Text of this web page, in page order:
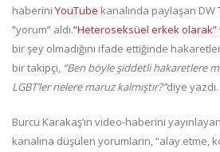
haberini YouTube kanalında paylaşan
“yorum” aldı.“Heteroseksüel erkek olarak”
bir şey olmadığını ifade ettiğinde
bir takipçi, “Ben böyle şiddetli hakaretlere
LGBT’ler nelere maruz kalmıştır?”diye yazdı.
Burcu Karakaş’ın video-haberini
kanalına düşülen yorumların, “alay etme,